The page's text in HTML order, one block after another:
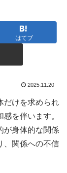
はてブ
2025.11.20
だけを求められ
を伴います。
が身体的な関係
、関係への不信